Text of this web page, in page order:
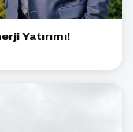
Yatırımı!